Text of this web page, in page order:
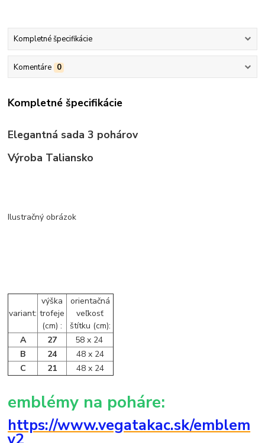
Kompletné špecifikácie
Komentáre 0
Kompletné špecifikácie
Elegantná sada 3 pohárov
Výroba Taliansko
Ilustračný obrázok
variant:
výška
trofeje
(cm) :
orientačná
veľkosť
štítku (cm):
A
27
58 x 24
B
24
48 x 24
C
21 48 x 24
emblémy na poháre:
https://www.vegatakac.sk/emblem